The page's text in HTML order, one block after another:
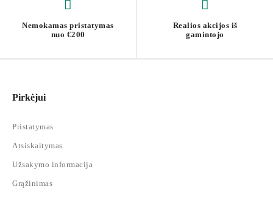
Nemokamas pristatymas
nuo €200
Realios akcijos iš
gamintojo
Pirkėjui
Pristatymas
Atsiskaitymas
Užsakymo informacija
Grąžinimas